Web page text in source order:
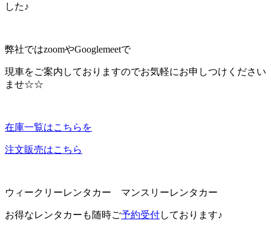
した♪
弊社ではzoomやGooglemeetで
現車をご案内しておりますのでお気軽にお申しつけください
ませ☆☆
在庫一覧はこちらを
注文販売はこちら
ウィークリーレンタカー マンスリーレンタカー
お得なレンタカーも随時ご予約受付しております♪